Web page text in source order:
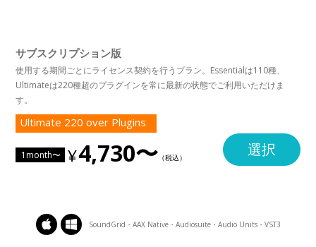
サブスクリプション版
使用する期間ごとにライセンス契約を行うプラン。Essentialは110種、
Ultimateは220種超のプラグインを常に最新の状態でご利用いただけま
す。
Ultimate 220 over Plugins
1month〜 4,730〜 選択
SoundGrid・AAX Native・Audiosuite・Audio Units・VST3